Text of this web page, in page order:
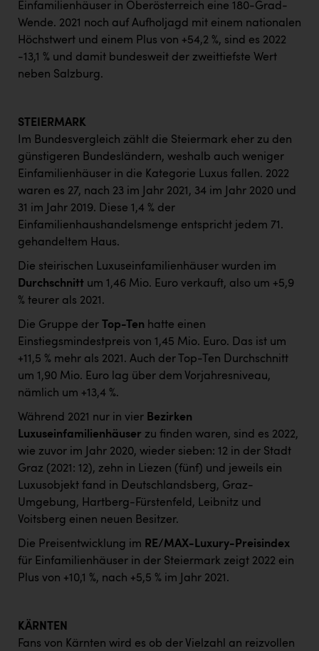
Einfamilienhäuser in Oberösterreich eine 180-Grad-
Wende. 2021 noch auf Aufholjagd mit einem nationalen
Höchstwert und einem Plus von +54,2 %, sind es 2022
-13,1 % und damit bundesweit der zweittiefste Wert
neben Salzburg.
STEIERMARK
Im Bundesvergleich zählt die Steiermark eher zu den
günstigeren Bundesländern, weshalb auch weniger
Einfamilienhäuser in die Kategorie Luxus fallen. 2022
waren es 27, nach 23 im Jahr 2021, 34 im Jahr 2020 und
31 im Jahr 2019. Diese 1,4 % der
Einfamilienhaushandelsmenge entspricht jedem 71.
gehandeltem Haus.
Die steirischen Luxuseinfamilienhäuser wurden im
Durchschnitt um 1,46 Mio. Euro verkauft, also um +5,9
% teurer als 2021.
Die Gruppe der Top-Ten hatte einen
Einstiegsmindestpreis von 1,45 Mio. Euro. Das ist um
+11,5 % mehr als 2021. Auch der Top-Ten Durchschnitt
um 1,90 Mio. Euro lag über dem Vorjahresniveau,
nämlich um +13,4 %.
Während 2021 nur in vier Bezirken
Luxuseinfamilienhäuser zu finden waren, sind es 2022,
wie zuvor im Jahr 2020, wieder sieben: 12 in der Stadt
Graz (2021: 12), zehn in Liezen (fünf) und jeweils ein
Luxusobjekt fand in Deutschlandsberg, Graz-
Umgebung, Hartberg-Fürstenfeld, Leibnitz und
Voitsberg einen neuen Besitzer.
Die Preisentwicklung im RE/MAX-Luxury-Preisindex
für Einfamilienhäuser in der Steiermark zeigt 2022 ein
Plus von +10,1 %, nach +5,5 % im Jahr 2021.
KÄRNTEN
Fans von Kärnten wird es ob der Vielzahl an reizvollen